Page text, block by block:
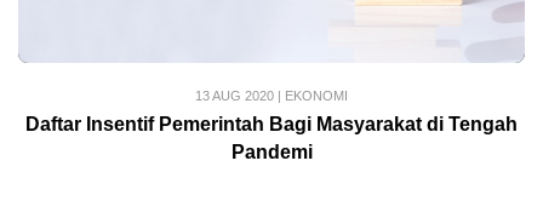
13 AUG 2020 | EKONOMI
Daftar Insentif Pemerintah Bagi Masyarakat di Tengah
Pandemi